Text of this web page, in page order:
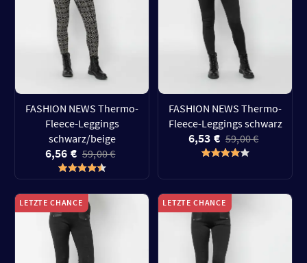
FASHION NEWS Thermo-
Fleece-Leggings
schwarz/beige
6,56 € 59,00 €
FASHION NEWS Thermo-
Fleece-Leggings schwarz
6,53 € 59,00 €
LETZTE CHANCE LETZTE CHANCE